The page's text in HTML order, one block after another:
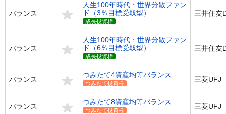
バランス
人生100年時代・世界分散ファン
ド（3％目標受取型）
成長投資枠
三井住友
バランス
人生100年時代・世界分散ファン
ド（6％目標受取型）
成長投資枠
三井住友
バランス
つみたて4資産均等バランス
つみたて投資枠 三菱UFJ
バランス
つみたて8資産均等バランス
つみたて投資枠 三菱UFJ